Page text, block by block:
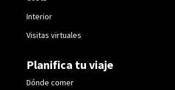
Interior
Visitas virtuales
Planifica tu viaje
Dónde comer